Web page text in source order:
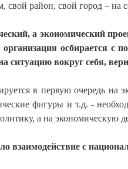
свой район, свой город – на
а экономический
осбирается с
ситуацию вокруг себя,
в первую очередь на
фигуры и т.д. -
а на экономическую
взаимодействие с